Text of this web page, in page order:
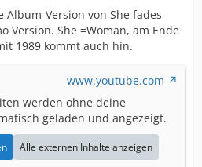
Album-Version von She fades
Version. She =Woman, am Ende
1989 kommt auch hin.
www.youtube.com
werden ohne deine
geladen und angezeigt.
Alle externen Inhalte anzeigen